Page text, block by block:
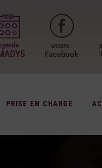
PRISE EN CHARGE